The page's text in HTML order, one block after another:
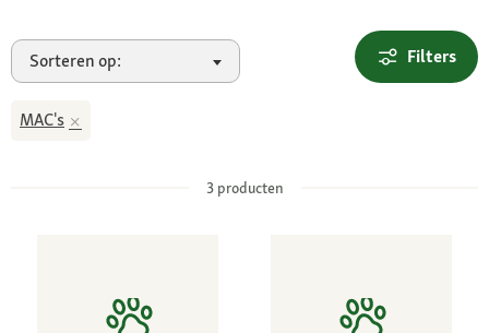
Sorteren op: Filters
MAC's
3producten